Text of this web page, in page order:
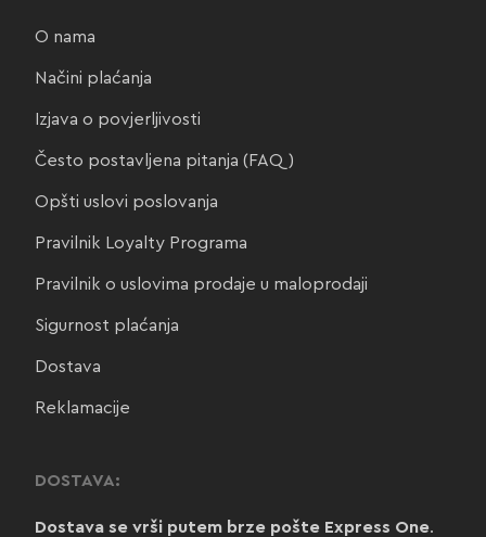
O nama
Načini plaćanja
Izjava o povjerljivosti
Često postavljena pitanja (FAQ)
Opšti uslovi poslovanja
Pravilnik Loyalty Programa
Pravilnik o uslovima prodaje u maloprodaji
Sigurnost plaćanja
Dostava
Reklamacije
DOSTAVA:
Dostava se vrši putem brze pošte Express One.